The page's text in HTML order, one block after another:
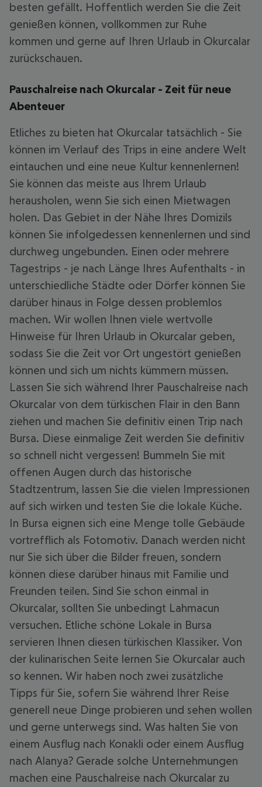
besten gefällt. Hoffentlich werden Sie die Zeit
genießen können, vollkommen zur Ruhe
kommen und gerne auf Ihren Urlaub in Okurcalar
zurückschauen.
Pauschalreise nach Okurcalar - Zeit für neue
Abenteuer
Etliches zu bieten hat Okurcalar tatsächlich - Sie
können im Verlauf des Trips in eine andere Welt
eintauchen und eine neue Kultur kennenlernen!
Sie können das meiste aus Ihrem Urlaub
herausholen, wenn Sie sich einen Mietwagen
holen. Das Gebiet in der Nähe Ihres Domizils
können Sie infolgedessen kennenlernen und sind
durchweg ungebunden. Einen oder mehrere
Tagestrips - je nach Länge Ihres Aufenthalts - in
unterschiedliche Städte oder Dörfer können Sie
darüber hinaus in Folge dessen problemlos
machen. Wir wollen Ihnen viele wertvolle
Hinweise für Ihren Urlaub in Okurcalar geben,
sodass Sie die Zeit vor Ort ungestört genießen
können und sich um nichts kümmern müssen.
Lassen Sie sich während Ihrer Pauschalreise nach
Okurcalar von dem türkischen Flair in den Bann
ziehen und machen Sie definitiv einen Trip nach
Bursa. Diese einmalige Zeit werden Sie definitiv
so schnell nicht vergessen! Bummeln Sie mit
offenen Augen durch das historische
Stadtzentrum, lassen Sie die vielen Impressionen
auf sich wirken und testen Sie die lokale Küche.
In Bursa eignen sich eine Menge tolle Gebäude
vortrefflich als Fotomotiv. Danach werden nicht
nur Sie sich über die Bilder freuen, sondern
können diese darüber hinaus mit Familie und
Freunden teilen. Sind Sie schon einmal in
Okurcalar, sollten Sie unbedingt Lahmacun
versuchen. Etliche schöne Lokale in Bursa
servieren Ihnen diesen türkischen Klassiker. Von
der kulinarischen Seite lernen Sie Okurcalar auch
so kennen. Wir haben noch zwei zusätzliche
Tipps für Sie, sofern Sie während Ihrer Reise
generell neue Dinge probieren und sehen wollen
und gerne unterwegs sind. Was halten Sie von
einem Ausflug nach Konakli oder einem Ausflug
nach Alanya? Gerade solche Unternehmungen
machen eine Pauschalreise nach Okurcalar zu